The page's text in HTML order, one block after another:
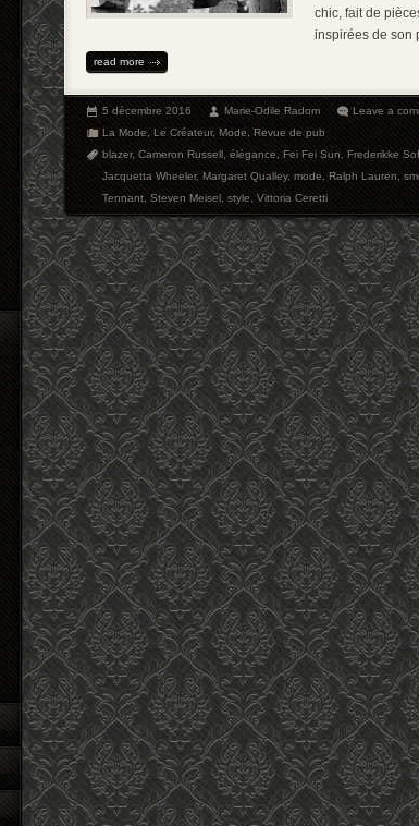
chic, fait de
inspirées de son
read more
5 décembre 2016 Marie-Odile Radom
Leave a
La Mode,Le Créateur,Mode,Revue de pub
blazer,Cameron Russell,élégance,Fei Fei Sun,Frederikke
Jacquetta Wheeler,Margaret Qualley,mode,Ralph Lauren,
Tennant,Steven Meisel,style,Vittoria Ceretti